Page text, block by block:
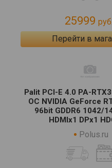
25999 руб.
Перейти в
Palit PCI-E 4.0 PA-
OC NVIDIA GeForce
96bit GDDR6 1042/
HDMIx1 DPx1
Polus.ru